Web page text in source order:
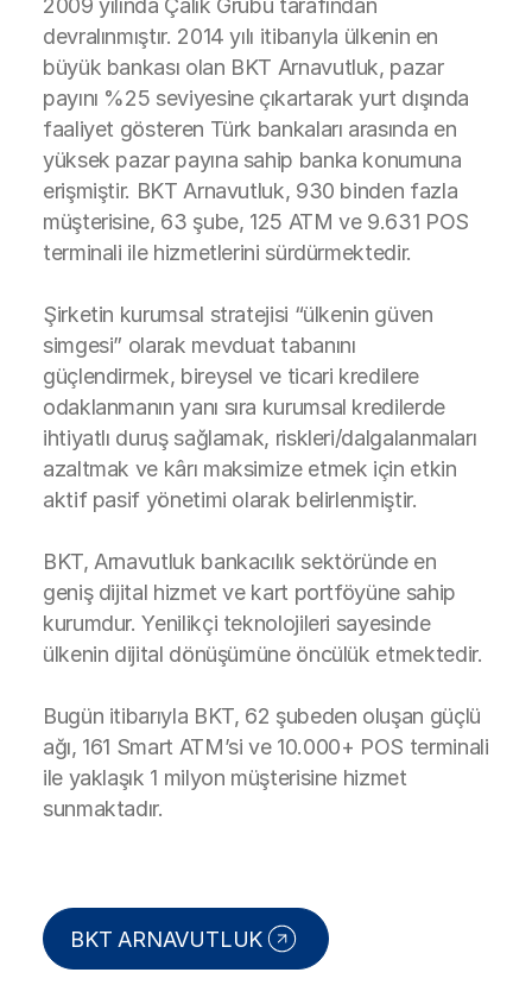
2009 yılında Çalık Grubu tarafından
devralınmıştır. 2014 yılı itibarıyla ülkenin en
büyük bankası olan BKT Arnavutluk, pazar
payını %25 seviyesine çıkartarak yurt dışında
faaliyet gösteren Türk bankaları arasında en
yüksek pazar payına sahip banka konumuna
erişmiştir. BKT Arnavutluk, 930 binden fazla
müşterisine, 63 şube, 125 ATM ve 9.631 POS
terminali ile hizmetlerini sürdürmektedir.
Şirketin kurumsal stratejisi “ülkenin güven
simgesi” olarak mevduat tabanını
güçlendirmek, bireysel ve ticari kredilere
odaklanmanın yanı sıra kurumsal kredilerde
ihtiyatlı duruş sağlamak, riskleri/dalgalanmaları
azaltmak ve kârı maksimize etmek için etkin
aktif pasif yönetimi olarak belirlenmiştir.
BKT, Arnavutluk bankacılık sektöründe en
geniş dijital hizmet ve kart portföyüne sahip
kurumdur. Yenilikçi teknolojileri sayesinde
ülkenin dijital dönüşümüne öncülük etmektedir.
Bugün itibarıyla BKT, 62 şubeden oluşan güçlü
ağı, 161 Smart ATM’si ve 10.000+ POS terminali
ile yaklaşık 1 milyon müşterisine hizmet
sunmaktadır.
BKT ARNAVUTLUK